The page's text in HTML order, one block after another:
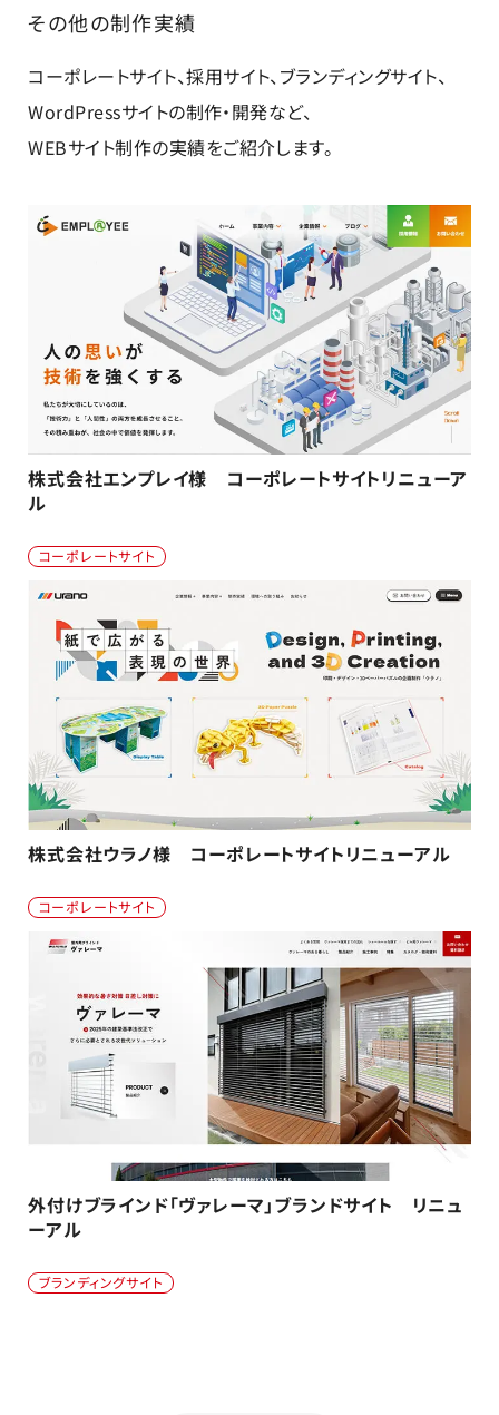
その他の制作実績
コーポレートサイト、採用サイト、ブランディングサイト、
WordPressサイトの制作・開発など、
WEBサイト制作の実績をご紹介します。
株式会社エンプレイ様 コーポレートサイトリニューア
ル
コーポレートサイト
株式会社ウラノ様 コーポレートサイトリニューアル
コーポレートサイト
外付けブラインド「ヴァレーマ」ブランドサイト リニュ
ーアル
ブランディングサイト